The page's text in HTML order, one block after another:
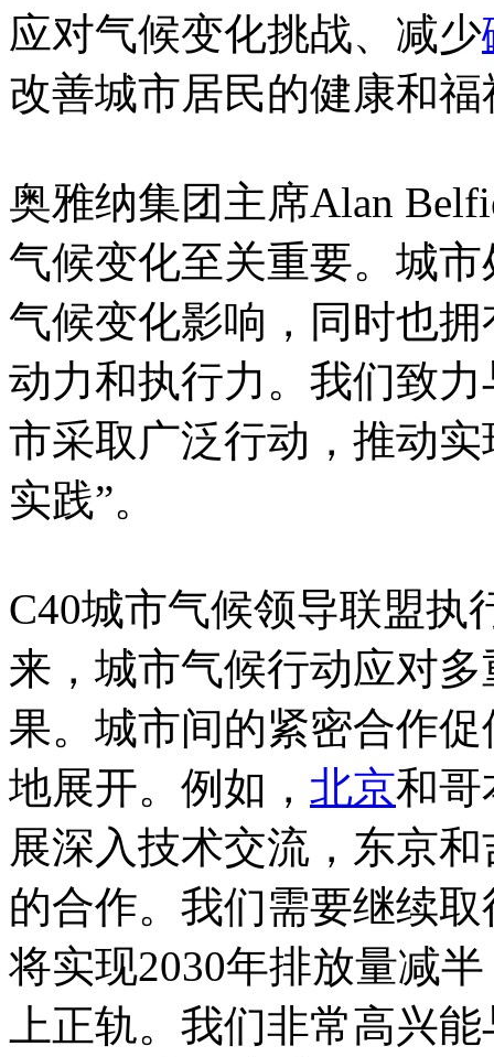
应对气候变化挑战、减少
改善城市居民的健康和福
奥雅纳集团主席Alan
气候变化至关重要。城
气候变化影响，同时也
动力和执行力。我们致
市采取广泛行动，推动
实践”。
C40城市气候领导联盟执
来，城市气候行动应对
果。城市间的紧密合作
地展开。例如， 北京和哥
展深入技术交流，东京
的合作。我们需要继续
将实现2030年排放量减
上正轨。我们非常高兴